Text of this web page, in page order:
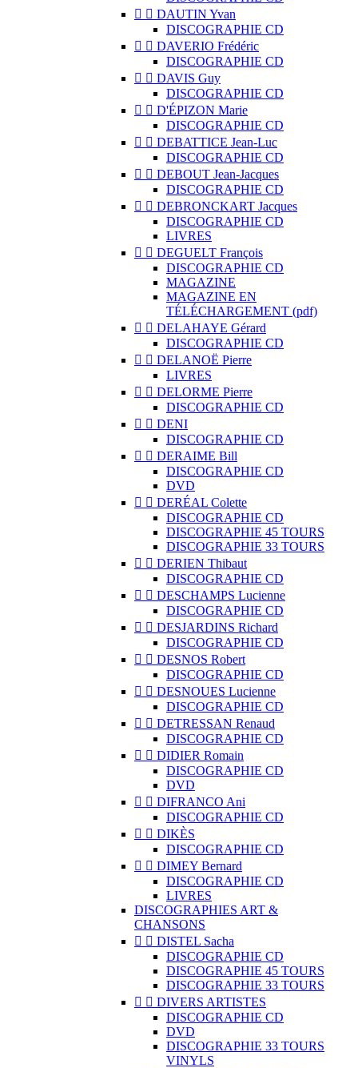
  DAUTIN Yvan
DISCOGRAPHIE CD
  DAVERIO Frédéric
DISCOGRAPHIE CD
  DAVIS Guy
DISCOGRAPHIE CD
  D'ÉPIZON Marie
DISCOGRAPHIE CD
  DEBATTICE Jean-Luc
DISCOGRAPHIE CD
  DEBOUT Jean-Jacques
DISCOGRAPHIE CD
  DEBRONCKART Jacques
DISCOGRAPHIE CD
LIVRES
  DEGUELT François
DISCOGRAPHIE CD
MAGAZINE
MAGAZINE EN
TÉLÉCHARGEMENT (pdf)
  DELAHAYE Gérard
DISCOGRAPHIE CD
  DELANOË Pierre
LIVRES
  DELORME Pierre
DISCOGRAPHIE CD
  DENI
DISCOGRAPHIE CD
  DERAIME Bill
DISCOGRAPHIE CD
DVD
  DERÉAL Colette
DISCOGRAPHIE CD
DISCOGRAPHIE 45 TOURS
DISCOGRAPHIE 33 TOURS
  DERIEN Thibaut
DISCOGRAPHIE CD
  DESCHAMPS Lucienne
DISCOGRAPHIE CD
  DESJARDINS Richard
DISCOGRAPHIE CD
  DESNOS Robert
DISCOGRAPHIE CD
  DESNOUES Lucienne
DISCOGRAPHIE CD
  DETRESSAN Renaud
DISCOGRAPHIE CD
  DIDIER Romain
DISCOGRAPHIE CD
DVD
  DIFRANCO Ani
DISCOGRAPHIE CD
  DIKÈS
DISCOGRAPHIE CD
  DIMEY Bernard
DISCOGRAPHIE CD
LIVRES
DISCOGRAPHIES ART &
CHANSONS
  DISTEL Sacha
DISCOGRAPHIE CD
DISCOGRAPHIE 45 TOURS
DISCOGRAPHIE 33 TOURS
  DIVERS ARTISTES
DISCOGRAPHIE CD
DVD
DISCOGRAPHIE 33 TOURS
VINYLS